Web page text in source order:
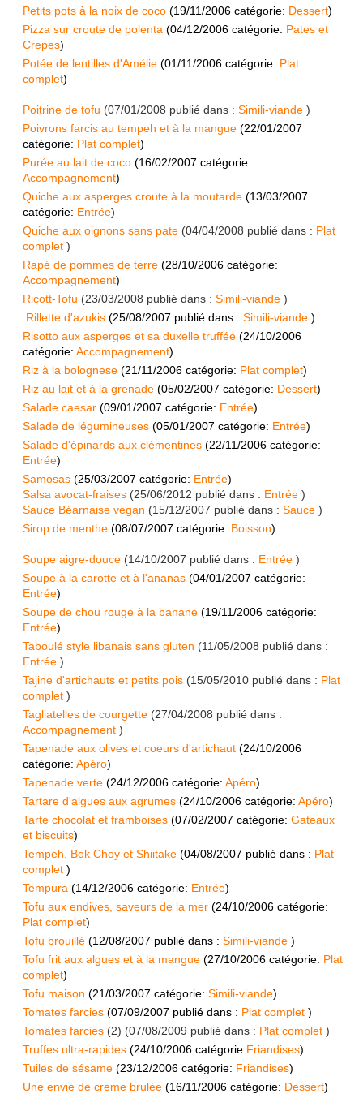
Petits pots à la noix de coco (19/11/2006 catégorie: Dessert)
Pizza sur croute de polenta (04/12/2006 catégorie: Pates et
Crepes)
Potée de lentilles d'Amélie (01/11/2006 catégorie: Plat
complet)
Poitrine de tofu (07/01/2008 publié dans : Simili-viande )
Poivrons farcis au tempeh et à la mangue (22/01/2007
catégorie: Plat complet)
Purée au lait de coco (16/02/2007 catégorie:
Accompagnement)
Quiche aux asperges croute à la moutarde (13/03/2007
catégorie: Entrée)
Quiche aux oignons sans pate (04/04/2008 publié dans : Plat
complet )
Rapé de pommes de terre (28/10/2006 catégorie:
Accompagnement)
Ricott-Tofu (23/03/2008 publié dans : Simili-viande )
Rillette d'azukis (25/08/2007 publié dans : Simili-viande )
Risotto aux asperges et sa duxelle truffée (24/10/2006
catégorie: Accompagnement)
Riz à la bolognese (21/11/2006 catégorie: Plat complet)
Riz au lait et à la grenade (05/02/2007 catégorie: Dessert)
Salade caesar (09/01/2007 catégorie: Entrée)
Salade de légumineuses (05/01/2007 catégorie: Entrée)
Salade d'épinards aux clémentines (22/11/2006 catégorie:
Entrée)
Samosas (25/03/2007 catégorie: Entrée)
Salsa avocat-fraises (25/06/2012 publié dans : Entrée )
Sauce Béarnaise vegan (15/12/2007 publié dans : Sauce )
Sirop de menthe (08/07/2007 catégorie: Boisson)
Soupe aigre-douce (14/10/2007 publié dans : Entrée )
Soupe à la carotte et à l'ananas (04/01/2007 catégorie:
Entrée)
Soupe de chou rouge à la banane (19/11/2006 catégorie:
Entrée)
Taboulé style libanais sans gluten (11/05/2008 publié dans :
Entrée )
Tajine d'artichauts et petits pois (15/05/2010 publié dans : Plat
complet )
Tagliatelles de courgette (27/04/2008 publié dans :
Accompagnement )
Tapenade aux olives et coeurs d'artichaut (24/10/2006
catégorie: Apéro)
Tapenade verte (24/12/2006 catégorie: Apéro)
Tartare d'algues aux agrumes (24/10/2006 catégorie: Apéro)
Tarte chocolat et framboises (07/02/2007 catégorie: Gateaux
et biscuits)
Tempeh, Bok Choy et Shiitake (04/08/2007 publié dans : Plat
complet )
Tempura (14/12/2006 catégorie: Entrée)
Tofu aux endives, saveurs de la mer (24/10/2006 catégorie:
Plat complet)
Tofu brouillé (12/08/2007 publié dans : Simili-viande )
Tofu frit aux algues et à la mangue (27/10/2006 catégorie: Plat
complet)
Tofu maison (21/03/2007 catégorie: Simili-viande)
Tomates farcies (07/09/2007 publié dans : Plat complet )
Tomates farcies (2) (07/08/2009 publié dans : Plat complet )
Truffes ultra-rapides (24/10/2006 catégorie:Friandises)
Tuiles de sésame (23/12/2006 catégorie: Friandises)
Une envie de creme brulée (16/11/2006 catégorie: Dessert)